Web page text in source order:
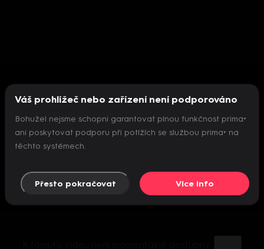
Nepodařilo se inicializovat přehrávač
Váš prohlížeč nebo zařízení není podporováno
Bohužel nejsme schopni garantovat plnou funkčnost prima+
ani poskytovat podporu při potížích se službou prima+ na
těchto systémech.
Přesto pokračovat Více info